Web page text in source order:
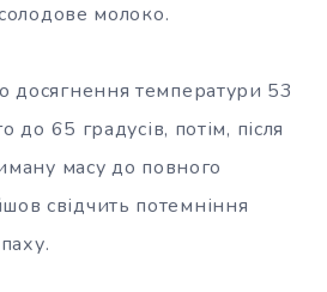
молоко.
температури 53
65 градусів, потім, після
масу до повного
свідчить потемніння